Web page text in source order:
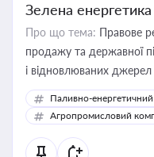
Зелена енергетика
Про що тема: Правове
продажу та державної
і відновлюваних джерел
Паливно-
Агропромисловий